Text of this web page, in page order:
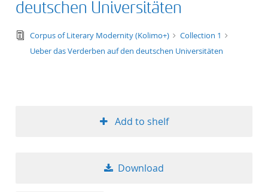
format
deutschen Universitäten
text/tg.edition+tg.aggregation+xml
Corpus of Literary Modernity (Kolimo+)
Collection 1
Ueber das Verderben auf den deutschen Universitäten
Add to shelf
Download